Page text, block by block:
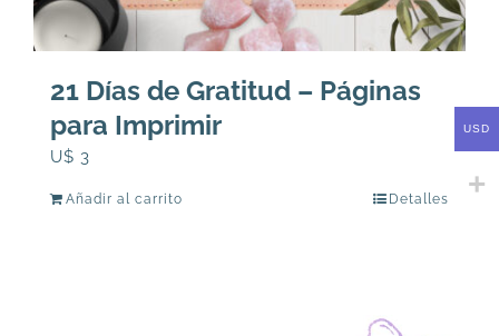
21 Días de Gratitud – Páginas
para Imprimir
U$ 3
Añadir al carrito Detalles
USD